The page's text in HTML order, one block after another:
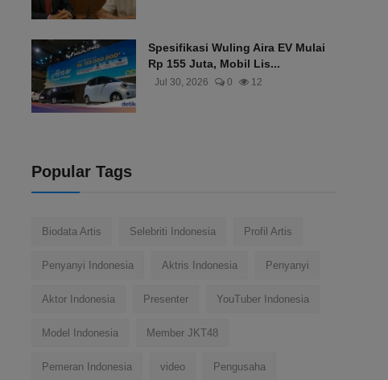
Spesifikasi Wuling Aira EV Mulai
Rp 155 Juta, Mobil Lis...
Jul 30, 2026 0 12
Popular Tags
Biodata Artis Selebriti Indonesia Profil Artis
Penyanyi Indonesia Aktris Indonesia Penyanyi
Aktor Indonesia Presenter YouTuber Indonesia
Model Indonesia Member JKT48
Pemeran Indonesia video Pengusaha